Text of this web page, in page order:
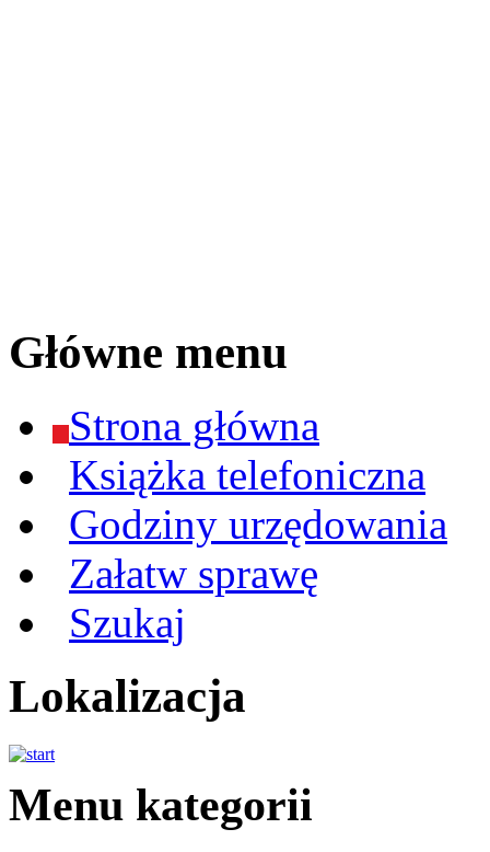
Główne menu
Strona główna
Książka telefoniczna
Godziny urzędowania
Załatw sprawę
Szukaj
Lokalizacja
Menu kategorii